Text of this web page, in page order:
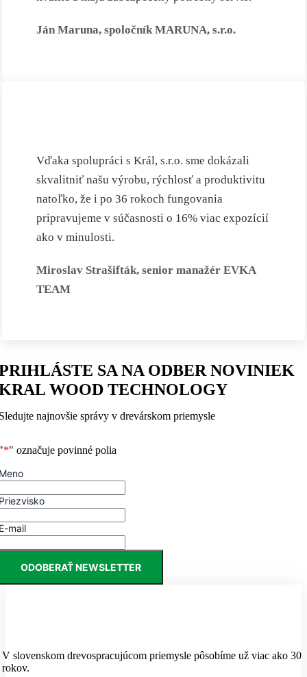
Ján Maruna, spoločník MARUNA, s.r.o.
Vďaka spolupráci s Král, s.r.o. sme dokázali
skvalitniť našu výrobu, rýchlosť a produktivitu
natoľko, že i po 36 rokoch fungovania
pripravujeme v súčasnosti o 16% viac expozícií
ako v minulosti.
Miroslav Strašifták, senior manažér EVKA
TEAM
SA NA ODBER NOVINIEK
WOOD TECHNOLOGY
najnovšie správy v drevárskom priemysle
*" označuje povinné polia
mail
ODOBERAŤ NEWSLETTER
V slovenskom drevospracujúcom priemysle pôsobíme už viac ako 30
rokov.